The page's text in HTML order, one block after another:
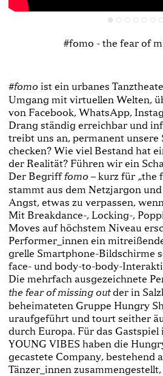
#fomo - the fear of
#fomo ist ein urbanes
Umgang mit virtuellen Welten,
von Facebook, WhatsApp,
Drang ständig erreichbar und
treibt uns an, permanent unsere
checken? Wie viel Bestand hat
der Realität? Führen wir ein
Der Begrifffomo – kurz für „the
stammt aus dem Netzjargon
Angst, etwas zu verpassen,
Mit Breakdance-, Locking-,
Moves auf höchstem Niveau
Performer_innen ein
grelle Smartphone-Bildschirme
face- und body-to-body-
Die mehrfach ausgezeichnete
the fear of missing outder in
beheimateten Gruppe Hungry
uraufgeführt und tourt seither
durch Europa. Für das Gastspiel
YOUNG VIBES haben die
gecastete Company, bestehend
Tänzer_innen